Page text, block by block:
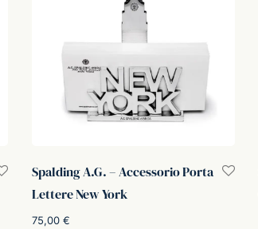
Spalding A.G. – Accessorio Porta
Lettere New York
75,00 €